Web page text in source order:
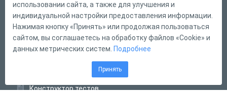
Русский
Справка
Форма обратной связи
Конструктор тестов
использовании сайта, а также для улучшения и
индивидуальной настройки предоставления информации.
Нажимая кнопку «Принять» или продолжая пользоваться
сайтом, вы соглашаетесь на обработку файлов «Cookie» и
данных метрических систем. Подробнее
Принять